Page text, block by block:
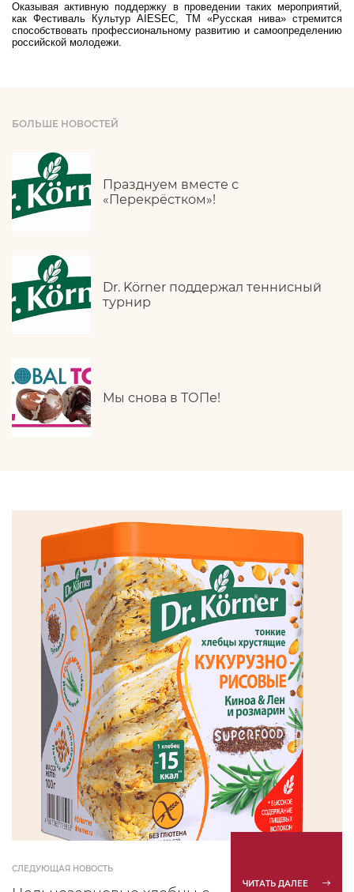
Оказывая активную поддержку в проведении таких мероприятий,
какФестиваль Культур AIESEC, ТМ «Русская нива» стремится
способствовать профессиональному развитию и самоопределению
российской молодежи.
БОЛЬШЕ НОВОСТЕЙ
Празднуем вместе с
«Перекрёстком»!
Dr. Körner поддержал теннисный
турнир
Мы снова в ТОПе!
СЛЕДУЮЩАЯ НОВОСТЬ
ЧИТАТЬ ДАЛЕЕ